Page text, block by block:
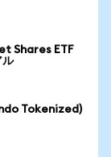
Shares ETF
ル
Tokenized)